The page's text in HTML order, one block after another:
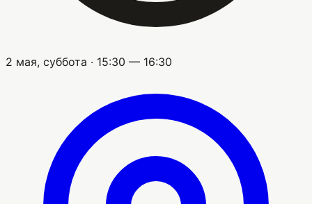
2 мая, суббота · 15:30 — 16:30